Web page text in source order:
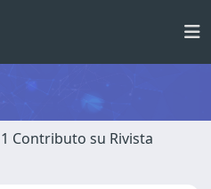
1 Contributo su Rivista